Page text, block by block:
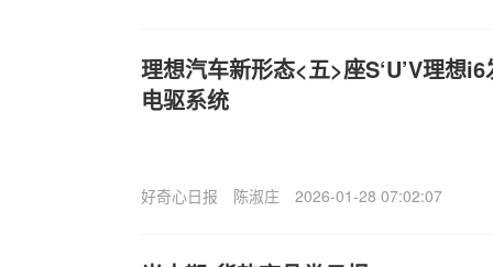
理想汽车新形态<五>座S‘U’V理想
电驱系统
好奇心日报 陈淑庄 2026-01-28 07:02:07